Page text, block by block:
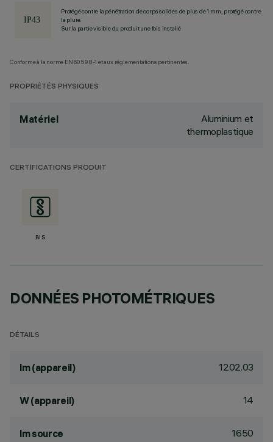
Protégé contre la pénétration de corps solides de plus de 1 mm, protégé contre
la pluie.
Sur la partie visible du produit une fois installé
Conforme à la norme EN60598-1 et aux réglementations pertinentes.
PROPRIÉTÉS PHYSIQUES
Matériel
Aluminium et
thermoplastique
CERTIFICATIONS PRODUIT
BIS
DONNÉES PHOTOMÉTRIQUES
DÉTAILS
lm (appareil) 1202.03
W (appareil) 14
lm source 1650